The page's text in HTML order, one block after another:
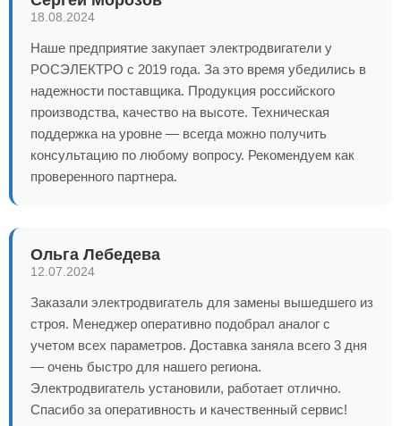
18.08.2024
Наше предприятие закупает электродвигатели у
РОСЭЛЕКТРО с 2019 года. За это время убедились в
надежности поставщика. Продукция российского
производства, качество на высоте. Техническая
поддержка на уровне — всегда можно получить
консультацию по любому вопросу. Рекомендуем как
проверенного партнера.
Ольга Лебедева
12.07.2024
Заказали электродвигатель для замены вышедшего из
строя. Менеджер оперативно подобрал аналог с
учетом всех параметров. Доставка заняла всего 3 дня
— очень быстро для нашего региона.
Электродвигатель установили, работает отлично.
Спасибо за оперативность и качественный сервис!